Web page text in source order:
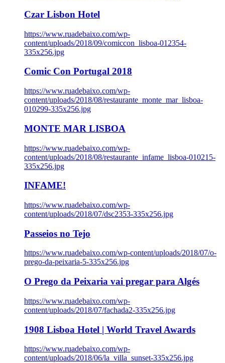
Czar Lisbon Hotel
https://www.ruadebaixo.com/wp-
content/uploads/2018/09/comiccon_lisboa-012354-
335x256.jpg
Comic Con Portugal 2018
https://www.ruadebaixo.com/wp-
content/uploads/2018/08/restaurante_monte_mar_lisboa-
010299-335x256.jpg
MONTE MAR LISBOA
https://www.ruadebaixo.com/wp-
content/uploads/2018/08/restaurante_infame_lisboa-010215-
335x256.jpg
INFAME!
https://www.ruadebaixo.com/wp-
content/uploads/2018/07/dsc2353-335x256.jpg
Passeios no Tejo
https://www.ruadebaixo.com/wp-content/uploads/2018/07/o-
prego-da-peixaria-5-335x256.jpg
O Prego da Peixaria vai pregar para Algés
https://www.ruadebaixo.com/wp-
content/uploads/2018/07/fachada2-335x256.jpg
1908 Lisboa Hotel | World Travel Awards
https://www.ruadebaixo.com/wp-
content/uploads/2018/06/la_villa_sunset-335x256.jpg